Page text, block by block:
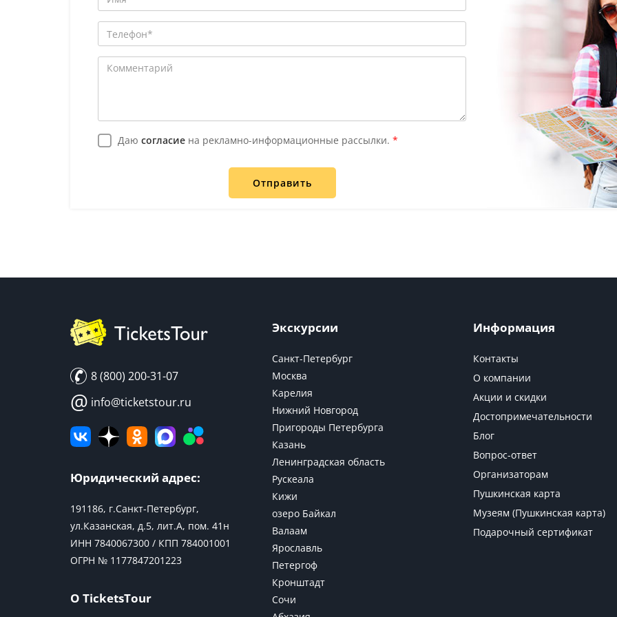
Даю согласие на рекламно-информационные рассылки. *
Отправить
8 (800) 200-31-07
@ info@ticketstour.ru
Юридический адрес:
191186, г.Санкт-Петербург,
ул.Казанская, д.5, лит.А, пом. 41н
ИНН 7840067300 / КПП 784001001
ОГРН № 1177847201223
О TicketsTour
Экскурсии
Санкт-Петербург
Москва
Карелия
Нижний Новгород
Пригороды Петербурга
Казань
Ленинградская область
Рускеала
Кижи
озеро Байкал
Валаам
Ярославль
Петергоф
Кронштадт
Сочи
Информация
Контакты
О компании
Акции и скидки
Достопримечательности
Блог
Вопрос-ответ
Организаторам
Пушкинская карта
Музеям (Пушкинская карта)
Подарочный сертификат